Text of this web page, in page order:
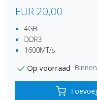
EUR 20,00
4GB
DDR3
1600MT/s
Op voorraad